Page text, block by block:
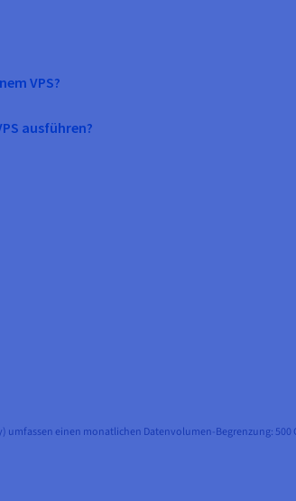
VPS?
ausführen?
einen monatlichen Datenvolumen-Begrenzung: 500